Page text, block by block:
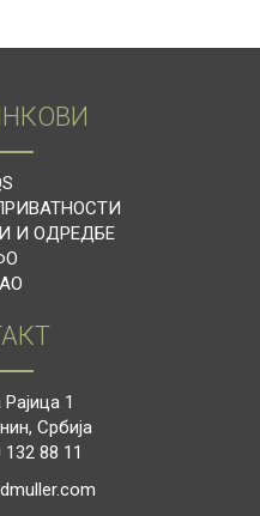
И ОДРЕДБЕ
1
Србиjа
88 11